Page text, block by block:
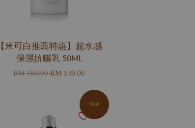
【米可白推薦特惠】超水感
保濕抗曬乳 50ML
RM 180.00RM 139.00
SALE